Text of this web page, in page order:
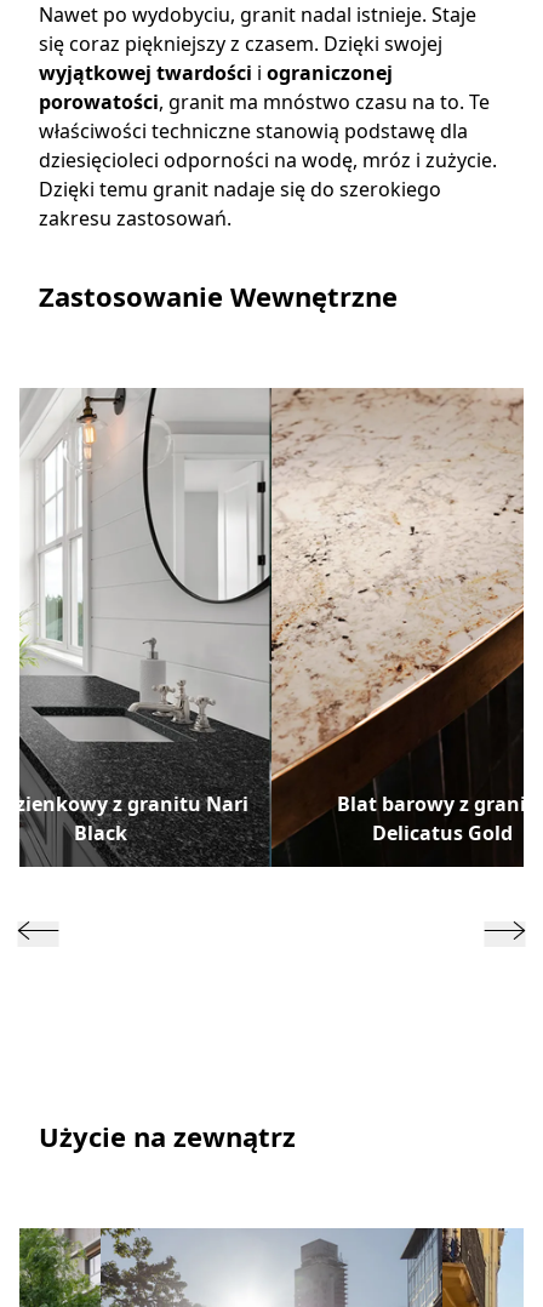
Nawet po wydobyciu, granit nadal istnieje. Staje
się coraz piękniejszy z czasem. Dzięki swojej
wyjątkowej twardości i ograniczonej
porowatości, granit ma mnóstwo czasu na to. Te
właściwości techniczne stanowią podstawę dla
dziesięcioleci odporności na wodę, mróz i zużycie.
Dzięki temu granit nadaje się do szerokiego
zakresu zastosowań.
Zastosowanie Wewnętrzne
z granitu Nari
Black
Blat barowy z
Delicatus Gold
Użycie na zewnątrz